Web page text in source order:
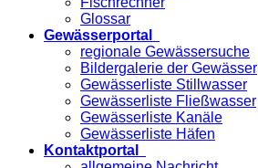
Glossar
Gewässerportal
regionale Gewässersuche
Bildergalerie der Gewässer
Gewässerliste Stillwasser
Gewässerliste Fließwasser
Gewässerliste Kanäle
Gewässerliste Häfen
Kontaktportal